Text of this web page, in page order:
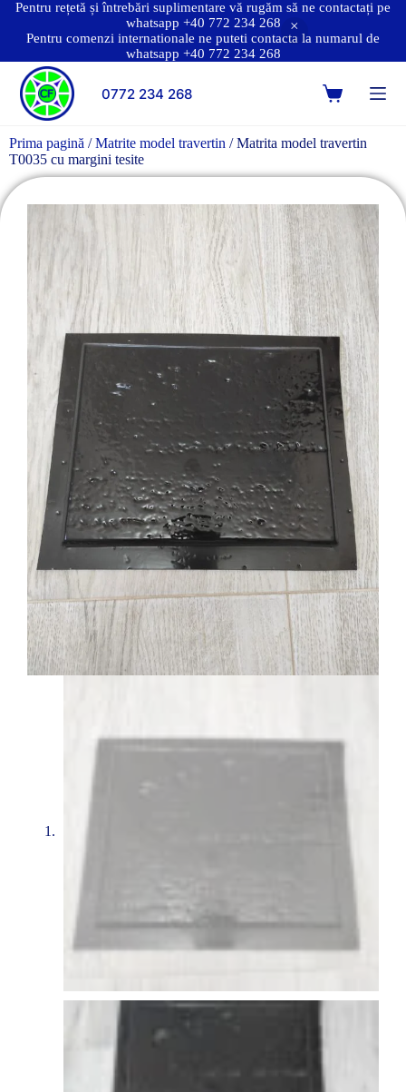
Pentru rețetă și întrebări suplimentare vă rugăm să ne contactați pe
whatsapp +40 772 234 268
Pentru comenzi internationale ne puteti contacta la numarul de
whatsapp +40 772 234 268
0772 234 268
Prima pagină /Matrite model travertin / Matrita model travertin
T0035 cu margini tesite